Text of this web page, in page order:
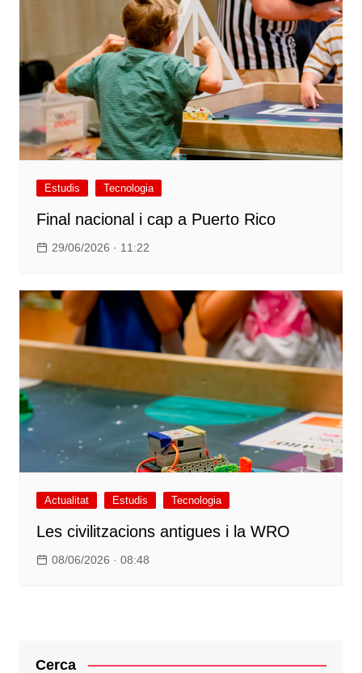
Estudis Tecnologia
Final nacional i cap a Puerto Rico
29/06/2026 · 11:22
Actualitat Estudis Tecnologia
Les civilitzacions antigues i la WRO
08/06/2026 · 08:48
Cerca